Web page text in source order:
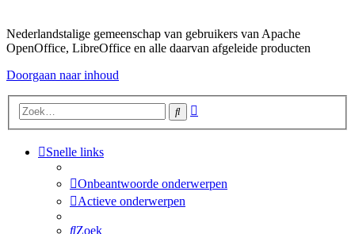
Nederlandstalige gemeenschap van gebruikers van Apache
OpenOffice, LibreOffice en alle daarvan afgeleide producten
Doorgaan naar inhoud
Zoek
Snelle links
Onbeantwoorde onderwerpen
Actieve onderwerpen
Zoek